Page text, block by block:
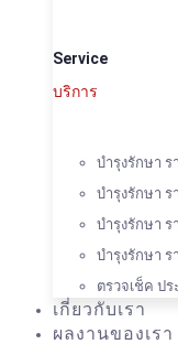
Service
บริการ
บำรุงรักษา
บำรุงรักษา ร
บำรุงรักษา
บำรุงรักษา
ตรวจเช็ค ป
เกี่ยวกับเรา
ผลงานของเรา